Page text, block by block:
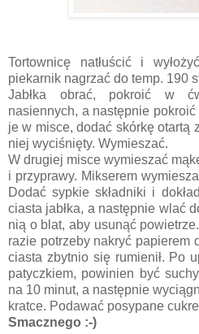
Tortownicę natłuścić i
piekarnik nagrzać do temp. 190
Jabłka obrać, pokroić w
nasiennych, a następnie
je w misce, dodać skórkę otartą
niej wyciśnięty. Wymieszać.
W drugiej misce wymieszać
i przyprawy. Mikserem
Dodać sypkie składniki i
ciasta jabłka, a następnie wlać
nią o blat, aby usunąć
razie potrzeby nakryć papierem
ciasta zbytnio się rumienił. Po
patyczkiem, powinien być
na 10 minut, a następnie
kratce. Podawać posypane
Smacznego :-)